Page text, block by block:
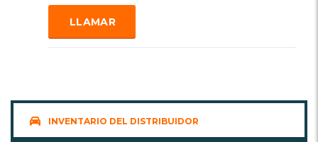
LLAMAR
INVENTARIO DEL DISTRIBUIDOR